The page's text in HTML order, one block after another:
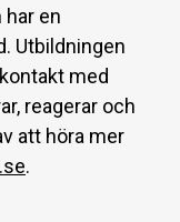
en
Utbildningen
med
reagerar och
att höra mer
.